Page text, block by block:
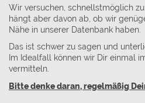
Wir versuchen, schnellstmöglich
hängt aber davon ab, ob wir
Nähe in unserer Datenbank haben.
Das ist schwer zu sagen und
Im Idealfall können wir Dir einmal
vermitteln.
Bitte denke daran, regelmäßig